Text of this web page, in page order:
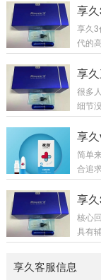
为中
到适
本成
础延
阳、
享久3
代的
标准
清3代
识度
核心
深，
享
很多
细节
充分
理了
果。
试探
到峰
简单
合追
间、
夜劲
作用
现“一
核心
具有
么？
藿、
享久客服信息